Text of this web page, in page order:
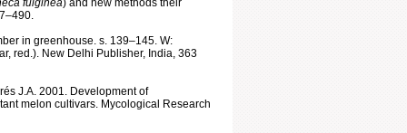
fulginea) and new methods their
in greenhouse. s. 139–145. W:
red.). New Delhi Publisher, India, 363
J.A. 2001. Development of
melon cultivars. Mycological Research